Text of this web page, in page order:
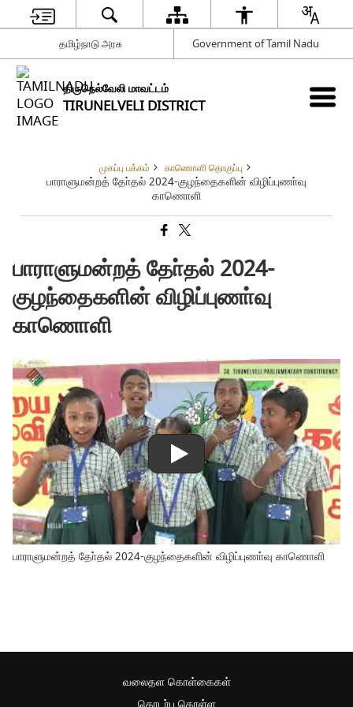
தமிழ்நாடு அரசு Government of Tamil Nadu
திருநெல்வேலி மாவட்டம்
TIRUNELVELI DISTRICT
முகப்பு பக்கம் காணொளி தொகுப்பு
பாராளுமன்றத் தோ்தல் 2024-குழந்தைகளின் விழிப்புணா்வு
காணொளி
பாராளுமன்றத் தோ்தல் 2024-
குழந்தைகளின் விழிப்புணா்வு
காணொளி
பாராளுமன்றத் தோ்தல் 2024-குழந்தைகளின் விழிப்புணா்வு காணொளி
வலைதள கொள்கைகள்